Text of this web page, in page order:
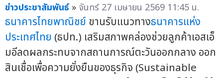
ข่าวประชาสัมพันธ์ » จันทร์ 27 เมษายน 2569 11:45 น.
ธนาคารไทยพาณิชย์ ขานรับแนวทางธนาคารแห่ง
ประเทศไทย (ธปท.) เสริมสภาพคล่องช่วยลูกค้าเอสเอ็
มอีลดผลกระทบจากสถานการณ์ตะวันออกกลาง ออก
สินเชื่อเพื่อความยั่งยืนของธุรกิจ (Sustainable